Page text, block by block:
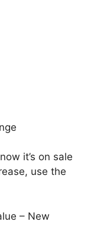
it’s on sale
use the
– New